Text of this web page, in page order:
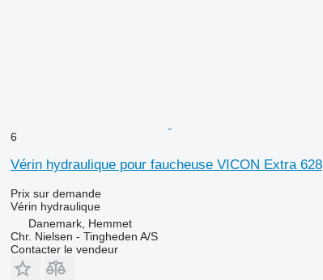
6
Vérin hydraulique pour faucheuse VICON Extra 628
Prix sur demande
Vérin hydraulique
Danemark, Hemmet
Chr. Nielsen - Tingheden A/S
Contacter le vendeur